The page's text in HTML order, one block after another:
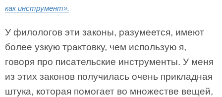
как инструмент».
У филологов эти законы, разумеется, имеют
более узкую трактовку, чем использую я,
говоря про писательские инструменты. У меня
из этих законов получилась очень прикладная
штука, которая помогает во множестве вещей,